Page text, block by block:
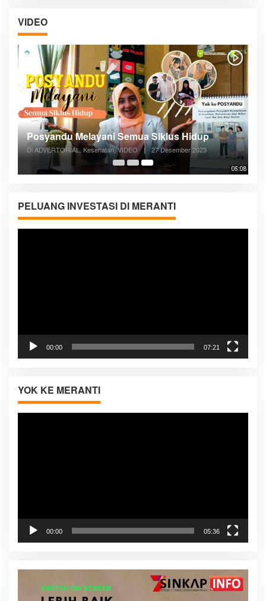
VIDEO
05:08
Posyandu Melayani Semua Siklus Hidup
Di ADVERTORIAL, Kesehatan, VIDEO | 27 Desember 2023
PELUANG INVESTASI DI MERANTI
00:00 07:21
YOK KE MERANTI
00:00 05:36